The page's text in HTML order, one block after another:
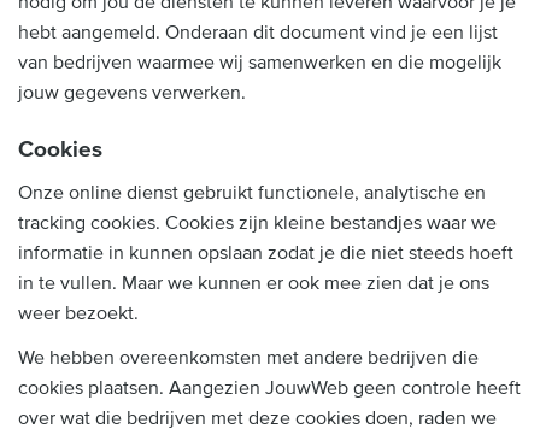
hebt aangemeld. Onderaan dit document vind je een lijst
van bedrijven waarmee wij samenwerken en die mogelijk
jouw gegevens verwerken.
Cookies
Onze online dienst gebruikt functionele, analytische en
tracking cookies. Cookies zijn kleine bestandjes waar we
informatie in kunnen opslaan zodat je die niet steeds hoeft
in te vullen. Maar we kunnen er ook mee zien dat je ons
weer bezoekt.
We hebben overeenkomsten met andere bedrijven die
cookies plaatsen. Aangezien JouwWeb geen controle heeft
over wat die bedrijven met deze cookies doen, raden we